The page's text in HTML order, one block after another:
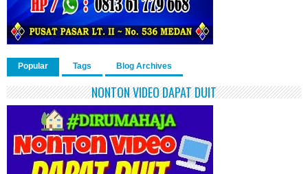
Popular Tags Blog Archives
NONTON VIDEO DAPAT DUIT